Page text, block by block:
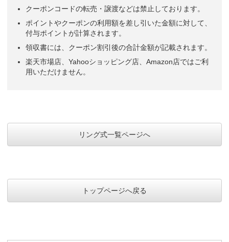
クーポンコードの転売・譲渡などは禁止しております。
ポイントやクーポンの利用額を差し引いた金額に対して、
付与ポイントが計算されます。
領収書には、クーポン割引後の合計金額が記載されます。
楽天市場店、Yahooショッピング店、Amazon店ではご利
用いただけません。
リング式一覧ページへ
トップページへ戻る